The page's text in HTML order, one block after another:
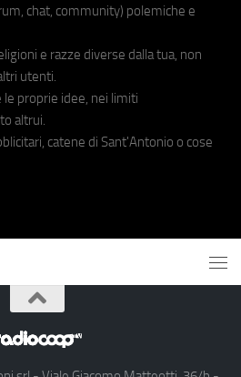
chat, community) polemiche e
e razze diverse dalla tua, non
utenti.
proprie idee, nei limiti
altrui.
catene di Sant'Antonio o cose